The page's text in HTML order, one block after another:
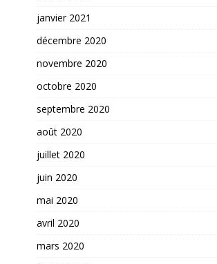
janvier 2021
décembre 2020
novembre 2020
octobre 2020
septembre 2020
août 2020
juillet 2020
juin 2020
mai 2020
avril 2020
mars 2020